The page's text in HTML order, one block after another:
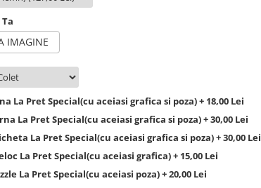
IMAGINE
La Pret Special(cu aceiasi grafica si poza) + 18,00 Lei
La Pret Special(cu aceiasi grafica si poza) + 30,00 Lei
La Pret Special(cu aceiasi grafica si poza) + 30,00 Lei
La Pret Special(cu aceiasi grafica) + 15,00 Lei
La Pret Special(cu aceiasi poza) + 20,00 Lei